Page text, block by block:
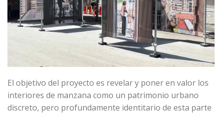
El objetivo del proyecto es revelar y poner en valor los
interiores de manzana como un patrimonio urbano
discreto, pero profundamente identitario de esta parte